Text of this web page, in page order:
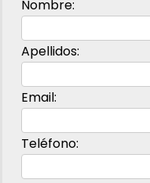
Nombre:
Apellidos:
Email:
Teléfono: